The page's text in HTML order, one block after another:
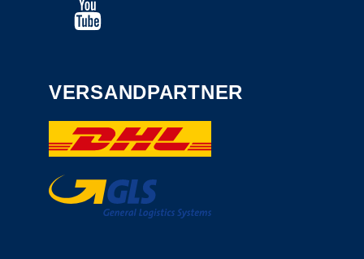
VERSANDPARTNER